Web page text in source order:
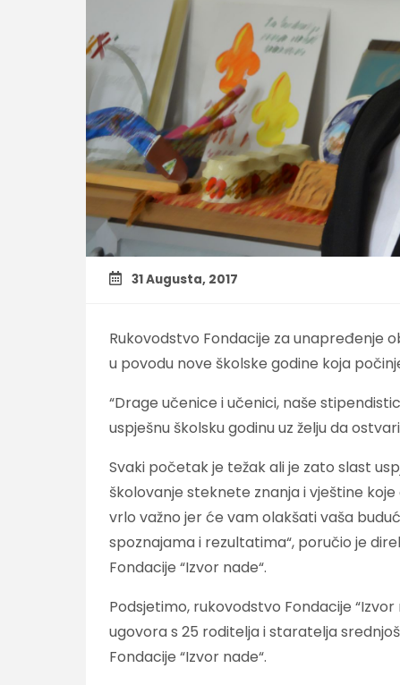
31 Augusta, 2017
Rukovodstvo Fondacije za unapređenje
u povodu nove školske godine koja
“Drage učenice i učenici, naše
uspješnu školsku godinu uz želju da
Svaki početak je težak ali je zato slast
školovanje steknete znanja i vještine
vrlo važno jer će vam olakšati vaša
spoznajama i rezultatima“, poručio je
Fondacije “Izvor nade“.
Podsjetimo, rukovodstvo Fondacije
ugovora s 25 roditelja i staratelja
Fondacije “Izvor nade“.